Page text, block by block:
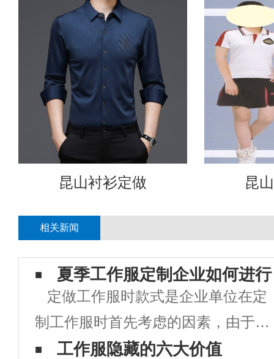
昆山衬衫定做 昆
相关新闻
夏季工作服定制企业如何进
定做工作服时款式是企业单位在定
制工作服时首先考虑的因素，由于工
作服定做时工作服款式的好坏直接关
工作服隐藏的六大价值